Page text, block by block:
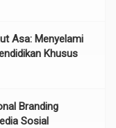
Asa: Menyelami
Khusus
Branding
Sosial